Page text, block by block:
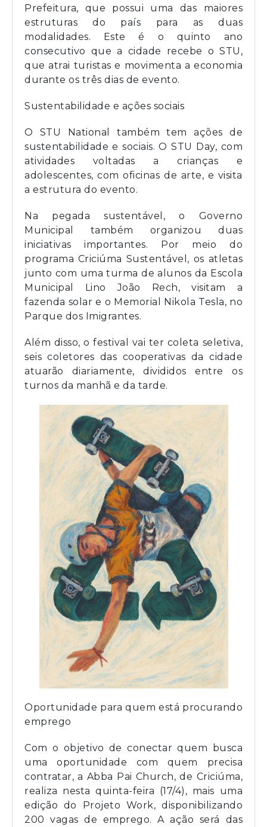
Prefeitura, que possui uma das maiores
estruturas do país para as duas
modalidades. Este é o quinto ano
consecutivo que a cidade recebe o STU,
que atrai turistas e movimenta a economia
durante os três dias de evento.
Sustentabilidade e ações sociais
O STU National também tem ações de
sustentabilidade e sociais. O STU Day, com
atividades voltadas a crianças e
adolescentes, com oficinas de arte, e visita
a estrutura do evento.
Na pegada sustentável, o Governo
Municipal também organizou duas
iniciativas importantes. Por meio do
programa Criciúma Sustentável, os atletas
junto com uma turma de alunos da Escola
Municipal Lino João Rech, visitam a
fazenda solar e o Memorial Nikola Tesla, no
Parque dos Imigrantes.
Além disso, o festival vai ter coleta seletiva,
seis coletores das cooperativas da cidade
atuarão diariamente, divididos entre os
turnos da manhã e da tarde.
Oportunidade para quem está procurando
emprego
Com o objetivo de conectar quem busca
uma oportunidade com quem precisa
contratar, a Abba Pai Church, de Criciúma,
realiza nesta quinta-feira (17/4), mais uma
edição do Projeto Work, disponibilizando
200 vagas de emprego. A ação será das